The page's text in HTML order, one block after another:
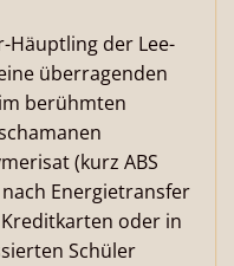
der Lee-
überragenden
berühmten
(kurz ABS
Energietransfer
oder in
Schüler